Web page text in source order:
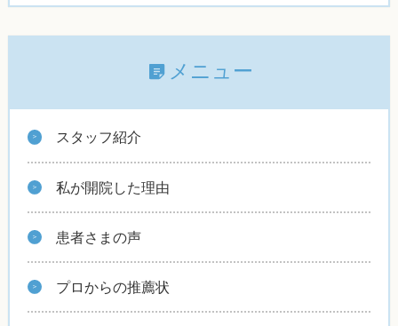
メニュー
スタッフ紹介
私が開院した理由
患者さまの声
プロからの推薦状